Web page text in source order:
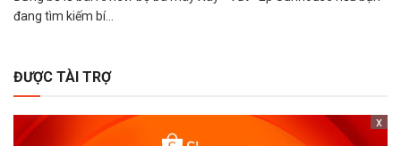
đang tìm kiếm bí...
ĐƯỢC TÀI TRỢ
x